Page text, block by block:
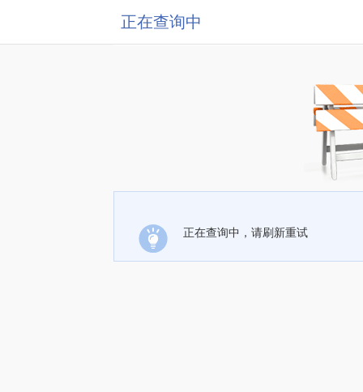
正在查询中
正在查询中，请刷新重试